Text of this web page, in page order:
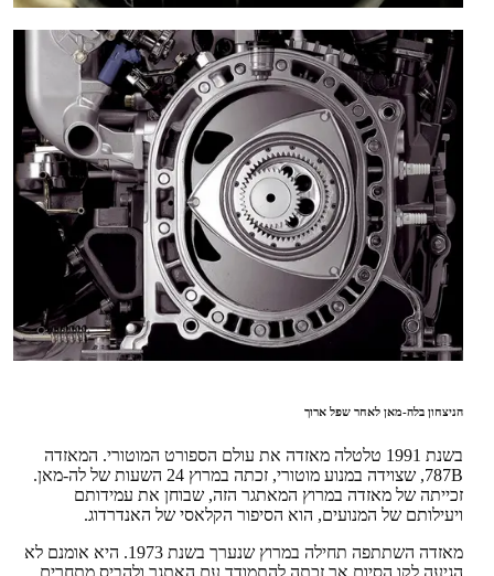
הניצחון בלה-מאן לאחר שפל ארוך
בשנת 1991 טלטלה מאזדה את עולם הספורט המוטורי. המאזדה
787B, שצוידה במנוע מוטורי, זכתה במרוץ 24 השעות של לה-מאן.
זכייתה של מאזדה במרוץ המאתגר הזה, שבוחן את עמידותם
ויעילותם של המנועים, הוא הסיפור הקלאסי של האנדרדוג.
מאזדה השתתפה תחילה במרוץ שנערך בשנת 1973. היא אומנם לא
הגיעה לקו הסיום אך זכתה להתמודד עם האתגר ולהביס מתחרים